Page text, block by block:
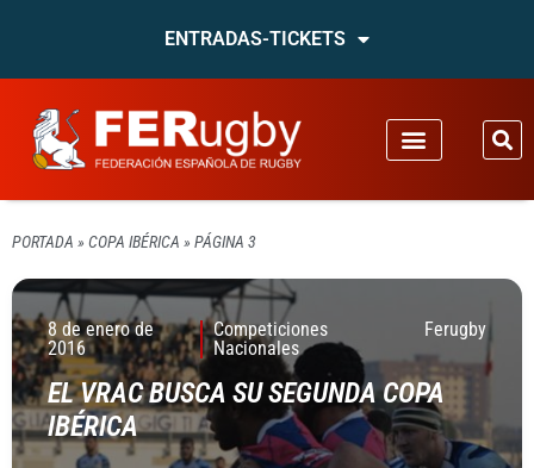
ENTRADAS-TICKETS
PORTADA » COPA IBÉRICA » PÁGINA 3
8 de enero de
2016
Competiciones
Nacionales
Ferugby
EL VRAC BUSCA SU SEGUNDA COPA
IBÉRICA